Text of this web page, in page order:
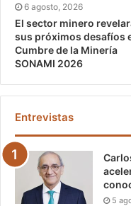
6 agosto, 2026
El sector minero
sus próximos desafíos
Cumbre de la Minería
SONAMI 2026
Entrevistas
5